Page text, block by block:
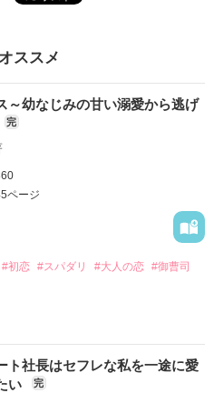
ススメ
～幼なじみの甘い溺愛から逃げ
完
ページ
#初恋 #スパダリ #大人の恋 #御曹司
ト社長はセフレな私を一途に愛
い
完